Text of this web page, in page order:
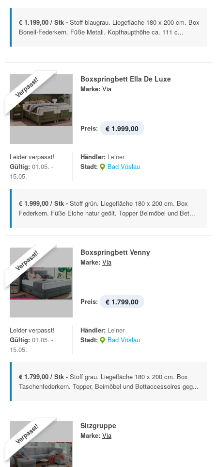
€ 1.199,00 / Stk - Stoff blaugrau. Liegefläche 180 x 200 cm. Box
Bonell-Federkern. Füße Metall. Kopfhaupthöhe ca. 111 c...
Verpasst! Boxspringbett Ella De Luxe
Marke: Via
Preis: € 1.999,00
Leider verpasst!
Gültig: 01.05. -
15.05.
Händler: Leiner
Stadt:
Bad Vöslau
€ 1.999,00 / Stk - Stoff grün. Liegefläche 180 x 200 cm. Box
Federkern. Füße Eiche natur geölt. Topper Beimöbel und Bet...
Verpasst! Boxspringbett Venny
Marke: Via
Preis: € 1.799,00
Leider verpasst!
Gültig: 01.05. -
15.05.
Händler: Leiner
Stadt:
Bad Vöslau
€ 1.799,00 / Stk - Stoff grau. Liegefläche 180 x 200 cm. Box
Taschenfederkern. Topper, Beimöbel und Bettaccessoires geg...
Verpasst! Sitzgruppe
Marke: Via